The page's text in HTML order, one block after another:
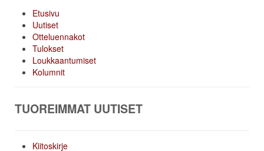
Etusivu
Uutiset
Otteluennakot
Tulokset
Loukkaantumiset
Kolumnit
TUOREIMMAT UUTISET
Kiitoskirje